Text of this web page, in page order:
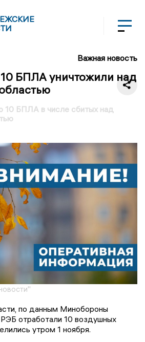
Важная новость
БПЛА уничтожили над
10 БПЛА в числе сбитых над
по данным Минобороны
отработали 10 воздушных
утром 1 ноября.